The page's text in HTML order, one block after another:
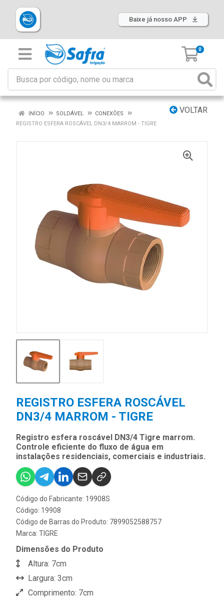
Baixe já nosso APP
0
VOLTAR
INÍCIO SOLDÁVEL
CONEXÕES
REGISTRO ESFERA ROSCÁVEL DN3/4 MARROM - TIGRE
REGISTRO ESFERA ROSCÁVEL
DN3/4 MARROM - TIGRE
Registro esfera roscável DN3/4 Tigre marrom.
Controle eficiente do fluxo de água em
instalações residenciais, comerciais e industriais.
Código do Fabricante: 19908S
Código: 19908
Código de Barras do Produto: 7899052588757
Marca: TIGRE
Dimensões do Produto
Altura: 7cm
Largura: 3cm
Comprimento: 7cm